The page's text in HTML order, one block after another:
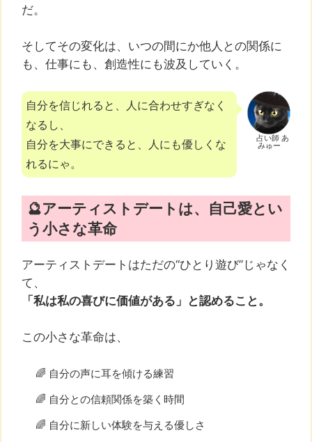
だ。
そしてその変化は、いつの間にか他人との関係に
も、仕事にも、創造性にも波及していく。
占い師 あ
みゅー
自分を信じれると、人に合わせすぎなく
なるし、
自分を大事にできると、人にも優しくな
れるにゃ。
🔮アーティストデートは、自己愛とい
う小さな革命
アーティストデートはただの“ひとり遊び”じゃなく
て、
「私は私の喜びに価値がある」と認めること。
この小さな革命は、
🌈 自分の声に耳を傾ける練習
🌈 自分との信頼関係を築く時間
🌈 自分に新しい体験を与える優しさ